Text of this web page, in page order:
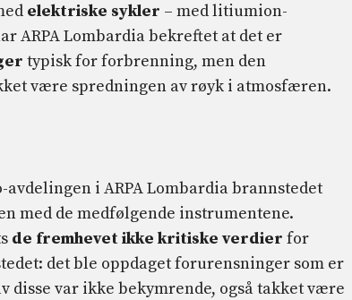
elektriske sykler – med litiumion-
ARPA Lombardia bekreftet at det er
typisk for forbrenning, men den
være spredningen av røyk i atmosfæren.
i ARPA Lombardia brannstedet
med de medfølgende instrumentene.
de fremhevet ikke kritiske verdier for
det ble oppdaget forurensninger som er
var ikke bekymrende, også takket være